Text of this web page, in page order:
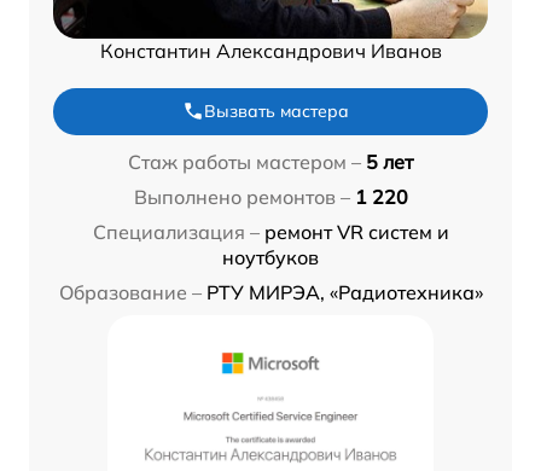
Константин Александрович Иванов
Вызвать мастера
Стаж работы мастером – 5 лет
Выполнено ремонтов – 1 220
Специализация – ремонт VR систем и
ноутбуков
Образование – РТУ МИРЭА, «Радиотехника»